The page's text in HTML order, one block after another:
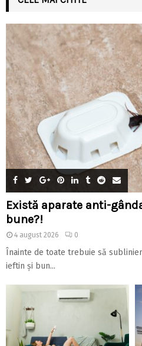
Există aparate anti-
bune?!
4 august 2026 0
Înainte de toate trebuie să
ieftin și bun...